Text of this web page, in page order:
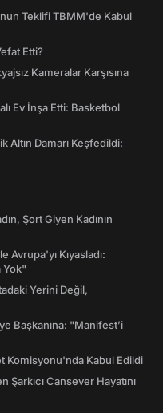
Teklifi TBMM'de Kabul
Etti?
Kameralar Karşısına
Ev İnşa Etti: Basketbol
Damarı Keşfedildi:
Şort Giyen Kadının
Avrupa'yı Kıyasladı:
Yok"
Yerini Değil,
Başkanına: "Manifest’i
Komisyonu'nda Kabul Edildi
Cansever Hayatını